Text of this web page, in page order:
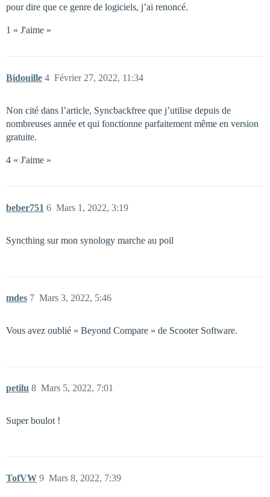
pour dire que ce genre de logiciels, j’ai renoncé.
1 « J'aime »
Bidouille Février 27, 2022, 11:34
4
Non cité dans l’article, Syncbackfree que j’utilise depuis de
nombreuses année et qui fonctionne parfaitement même en version
gratuite.
4 « J'aime »
beber751 Mars 1, 2022, 3:19
6
Syncthing sur mon synology marche au poil
mdes Mars 3, 2022, 5:46
7
Vous avez oublié « Beyond Compare » de Scooter Software.
petilu Mars 5, 2022, 7:01
8
Super boulot !
TofVW Mars 8, 2022, 7:39
9